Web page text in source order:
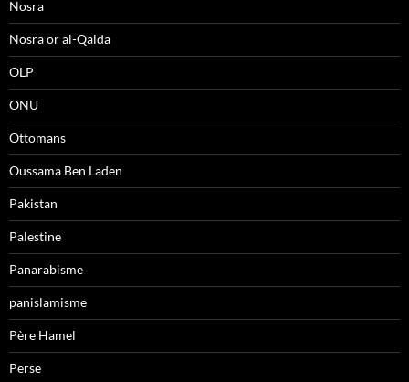
Nosra
Nosra or al-Qaida
OLP
ONU
Ottomans
Oussama Ben Laden
Pakistan
Palestine
Panarabisme
panislamisme
Père Hamel
Perse